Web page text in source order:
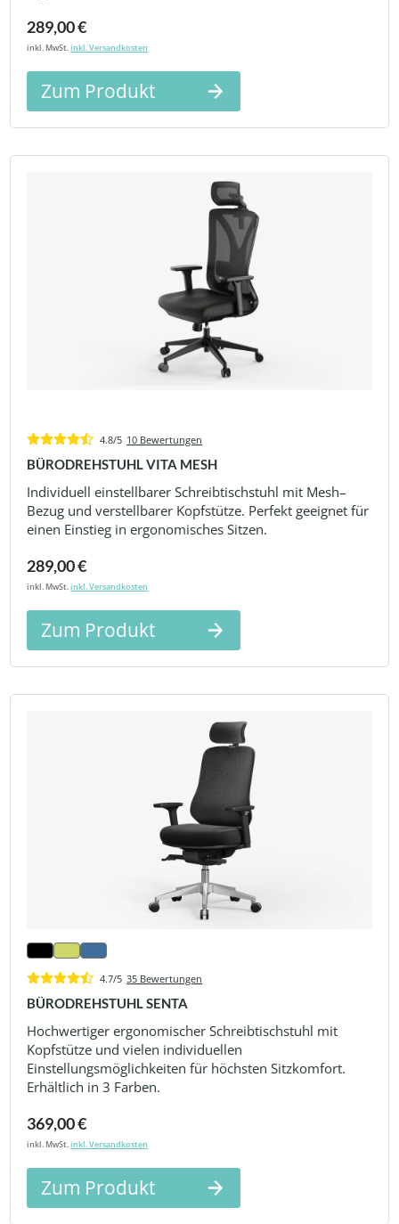
289,00 €
inkl. MwSt.inkl. Versandkosten
Zum Produkt
4.8/5 10 Bewertungen
BÜRODREHSTUHL VITA MESH
Individuell einstellbarer Schreibtischstuhl mit Mesh–
Bezug und verstellbarer Kopfstütze. Perfekt geeignet für
einen Einstieg in ergonomisches Sitzen.
289,00 €
inkl. MwSt.inkl. Versandkosten
Zum Produkt
4.7/5 35 Bewertungen
BÜRODREHSTUHL SENTA
Hochwertiger ergonomischer Schreibtischstuhl mit
Kopfstütze und vielen individuellen
Einstellungsmöglichkeiten für höchsten Sitzkomfort.
Erhältlich in 3 Farben.
369,00 €
inkl. MwSt.inkl. Versandkosten
Zum Produkt